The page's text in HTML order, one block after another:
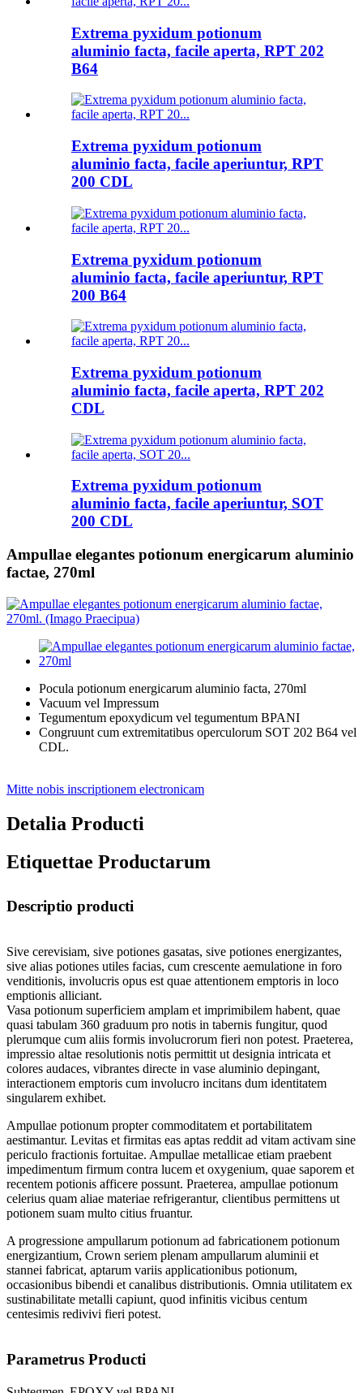
Extrema pyxidum potionum
aluminio facta, facile aperta, RPT 202
B64
Extrema pyxidum potionum
aluminio facta, facile aperiuntur, RPT
200 CDL
Extrema pyxidum potionum
aluminio facta, facile aperiuntur, RPT
200 B64
Extrema pyxidum potionum
aluminio facta, facile aperta, RPT 202
CDL
Extrema pyxidum potionum
aluminio facta, facile aperiuntur, SOT
200 CDL
Ampullae elegantes potionum energicarum aluminio
factae, 270ml
Pocula potionum energicarum aluminio facta, 270ml
Vacuum vel Impressum
Tegumentum epoxydicum vel tegumentum BPANI
Congruunt cum extremitatibus operculorum SOT 202 B64 vel
CDL.
Mitte nobis inscriptionem electronicam
Detalia Producti
Etiquettae Productarum
Descriptio producti
Sive cerevisiam, sive potiones gasatas, sive potiones energizantes,
sive alias potiones utiles facias, cum crescente aemulatione in foro
venditionis, involucris opus est quae attentionem emptoris in loco
emptionis alliciant.
Vasa potionum superficiem amplam et imprimibilem habent, quae
quasi tabulam 360 graduum pro notis in tabernis fungitur, quod
plerumque cum aliis formis involucrorum fieri non potest. Praeterea,
impressio altae resolutionis notis permittit ut designia intricata et
colores audaces, vibrantes directe in vase aluminio depingant,
interactionem emptoris cum involucro incitans dum identitatem
singularem exhibet.
Ampullae potionum propter commoditatem et portabilitatem
aestimantur. Levitas et firmitas eas aptas reddit ad vitam activam sine
periculo fractionis fortuitae. Ampullae metallicae etiam praebent
impedimentum firmum contra lucem et oxygenium, quae saporem et
recentem potionis afficere possunt. Praeterea, ampullae potionum
celerius quam aliae materiae refrigerantur, clientibus permittens ut
potionem suam multo citius fruantur.
A progressione ampullarum potionum ad fabricationem potionum
energizantium, Crown seriem plenam ampullarum aluminii et
stannei fabricat, aptarum variis applicationibus potionum,
occasionibus bibendi et canalibus distributionis. Omnia utilitatem ex
sustinabilitate metalli capiunt, quod infinitis vicibus centum
centesimis redivivi fieri potest.
Parametrus Producti